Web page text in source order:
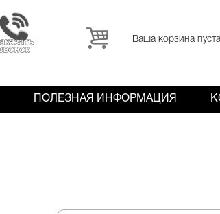
Ваша корзина пуста
ПОЛЕЗНАЯ ИНФОРМАЦИЯ